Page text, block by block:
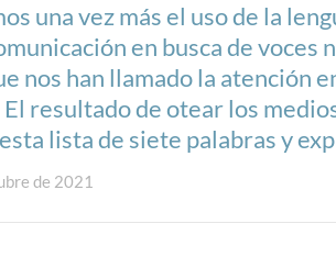
una vez más el uso de la
en busca de voces
nos han llamado la atención
El resultado de otear los
lista de siete palabras y
de 2021